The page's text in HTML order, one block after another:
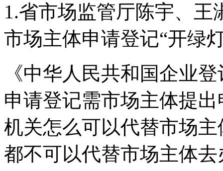
1.省市场监管厅陈宇、
市场主体申请登记“开绿
《中华人民共和国企业
申请登记需市场主体提
机关怎么可以代替市场
都不可以代替市场主体